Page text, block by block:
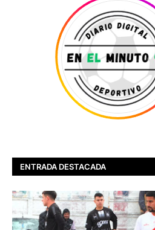
ENTRADA DESTACADA